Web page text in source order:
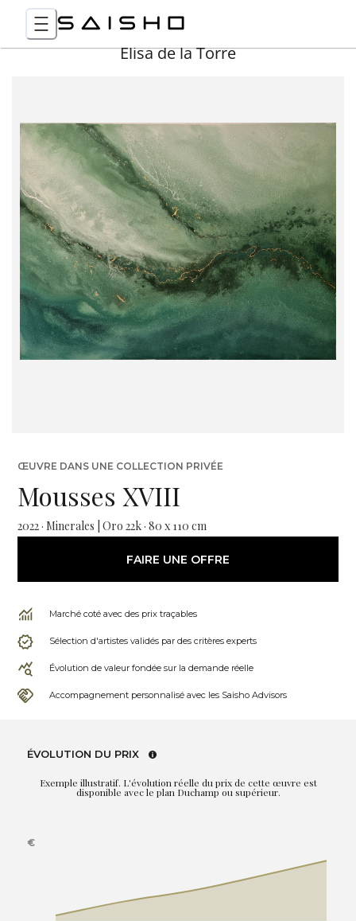
Elisa de la Torre
ŒUVRE DANS UNE COLLECTION PRIVÉE
Mousses XVIII
2022 · Minerales | Oro 22k · 80 x 110 cm
FAIRE UNE OFFRE
Marché coté avec des prix traçables
Sélection d'artistes validés par des critères experts
Évolution de valeur fondée sur la demande réelle
Accompagnement personnalisé avec les Saisho Advisors
ÉVOLUTION DU PRIX
Exemple illustratif. L'évolution réelle du prix de cette œuvre est
disponible avec le plan Duchamp ou supérieur.